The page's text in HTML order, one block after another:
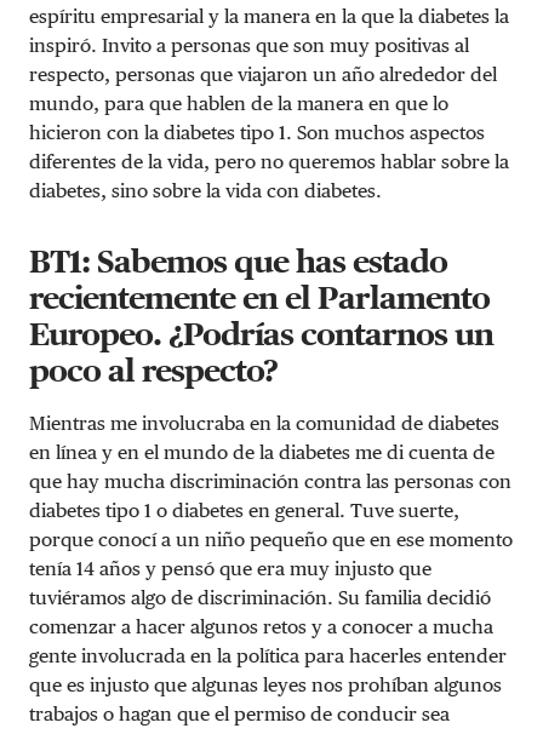
espíritu empresarial y la manera en la que la diabetes la
inspiró. Invito a personas que son muy positivas al
respecto, personas que viajaron un año alrededor del
mundo, para que hablen de la manera en que lo
hicieron con la diabetes tipo 1. Son muchos aspectos
diferentes de la vida, pero no queremos hablar sobre la
diabetes, sino sobre la vida con diabetes.
BT1: Sabemos que has estado
recientemente en el Parlamento
Europeo. ¿Podrías contarnos un
poco al respecto?
Mientras me involucraba en la comunidad de diabetes
en línea y en el mundo de la diabetes me di cuenta de
que hay mucha discriminación contra las personas con
diabetes tipo 1 o diabetes en general. Tuve suerte,
porque conocí a un niño pequeño que en ese momento
tenía 14 años y pensó que era muy injusto que
tuviéramos algo de discriminación. Su familia decidió
comenzar a hacer algunos retos y a conocer a mucha
gente involucrada en la política para hacerles entender
que es injusto que algunas leyes nos prohíban algunos
trabajos o hagan que el permiso de conducir sea